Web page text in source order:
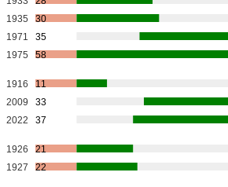
1935
30
1971
35
1975 58
1916
11
2009
33
2022 37
1926
21
1927 22